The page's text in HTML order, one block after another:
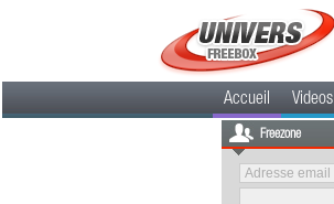
Accueil Videos
Freezone